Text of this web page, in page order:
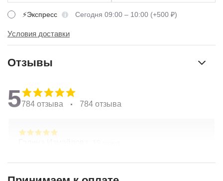
⚡Экспресс Сегодня 09:00 – 10:00 (+500 ₽)
Условия доставки
Отзывы
5784 отзыва 784 отзыва
городе, заказываю через приложение. Всегда